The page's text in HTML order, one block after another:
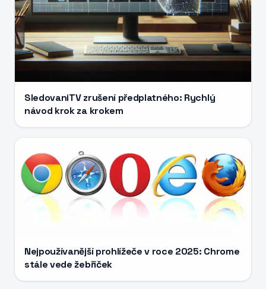
SledovaniTV zrušení předplatného: Rychlý
návod krok za krokem
Nejpoužívanější prohlížeče v roce 2025: Chrome
stále vede žebříček